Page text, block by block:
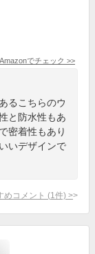
Amazonでチェック >>
るこちらのウ
と防水性もあ
密着性もあり
いデザインで
めコメント (1 件) >